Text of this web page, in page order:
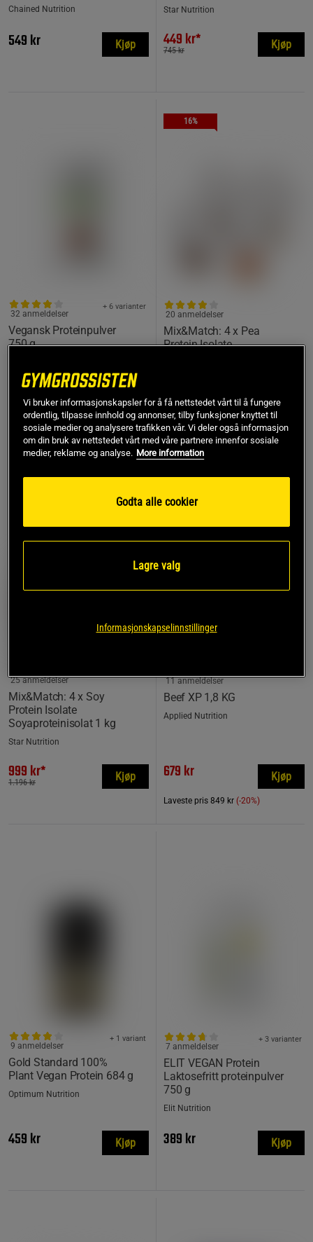
Chained Nutrition
549 kr Kjøp
Star Nutrition
449 kr*
745 kr Kjøp
Vegansk Proteinpulver
750 g
+ 6 varianter
32 anmeldelser
379 kr Kjøp
16%
Mix&Match: 4 x Pea
Protein Isolate
20 anmeldelser
999 kr*
1.196 kr Kjøp
Mix&Match: 4 x Soy
Protein Isolate
Soyaproteinisolat 1 kg
25 anmeldelser
Star Nutrition
999 kr*
1.196 kr Kjøp
Beef XP 1,8 KG
11 anmeldelser
Applied Nutrition
679 kr
Laveste pris 849 kr (-20%)
Kjøp
Gold Standard 100%
Plant Vegan Protein 684 g
+ 1 variant
9 anmeldelser
Optimum Nutrition
459 kr Kjøp
ELIT VEGAN Protein
Laktosefritt proteinpulver
750 g
+ 3 varianter
7 anmeldelser
Elit Nutrition
389 kr Kjøp
Vi bruker informasjonskapsler for å få nettstedet vårt til å fungere
ordentlig, tilpasse innhold og annonser, tilby funksjoner knyttet til
sosiale medier og analysere trafikken vår. Vi deler også informasjon
om din bruk av nettstedet vårt med våre partnere innenfor sosiale
medier, reklame og analyse. More information
Godta alle cookier
Lagre valg
Informasjonskapselinnstillinger